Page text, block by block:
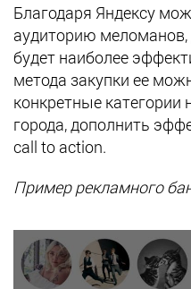
Благодаря Яндексу
аудиторию меломанов,
будет наиболее
метода закупки ее
конкретные категории
города, дополнить
call to action.
Пример рекламного